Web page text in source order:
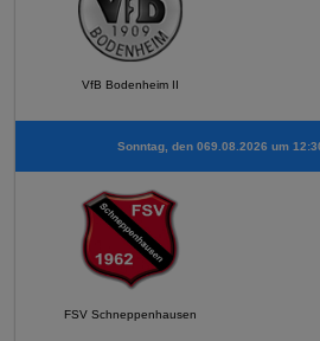
VfB Bodenheim II
Sonntag, den 069.08.2026 um
FSV Schneppenhausen